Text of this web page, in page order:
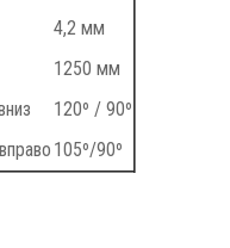
4,2 мм
1250 мм
120º / 90º
105º/90º